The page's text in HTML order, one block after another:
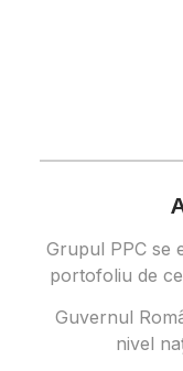
Grupul PPC se
portofoliu de
Guvernul
nivel